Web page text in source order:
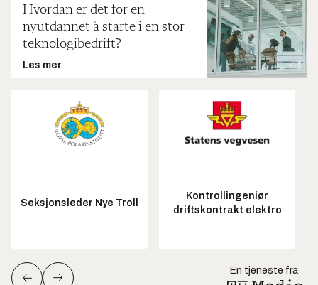
Hvordan er det for en
nyutdannet å starte i en stor
teknologibedrift?
Les mer
Seksjonsleder Nye Troll
Kontrollingeniør
driftskontrakt elektro
En tjeneste fra